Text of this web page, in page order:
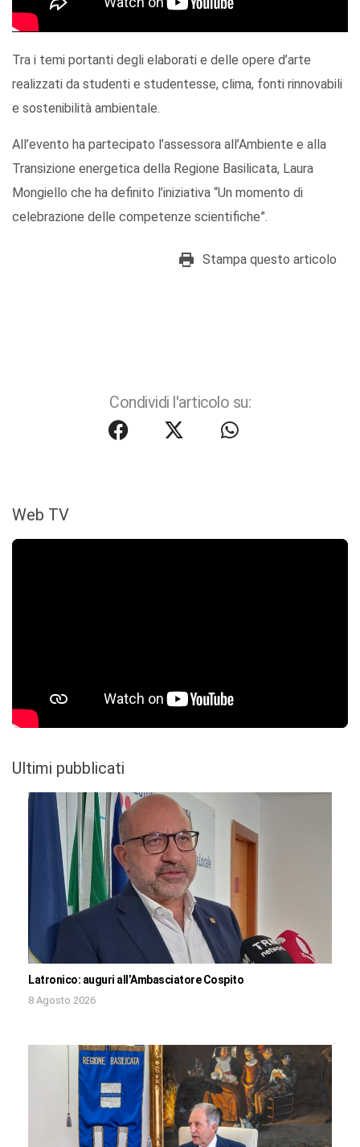
Tra i temi portanti degli elaborati e delle opere d’arte
realizzati da studenti e studentesse, clima, fonti rinnovabili
e sostenibilità ambientale.
All’evento ha partecipato l’assessora all’Ambiente e alla
Transizione energetica della Regione Basilicata, Laura
Mongiello che ha definito l’iniziativa “Un momento di
celebrazione delle competenze scientifiche”.
Stampa questo articolo
Condividi l'articolo su:
Web TV
Ultimi pubblicati
Latronico: auguri all’Ambasciatore Cospito
8 Agosto 2026